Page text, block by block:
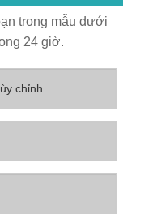
trong mẫu dưới
24 giờ.